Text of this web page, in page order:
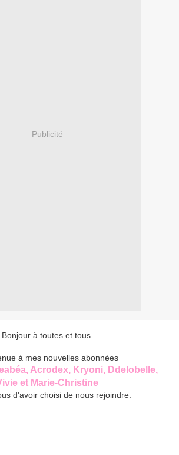
Publicité
Bonjour à toutes et tous.
à mes nouvelles abonnées
Acrodex, Kryoni, Ddelobelle,
et Marie-Christine
d'avoir choisi de nous rejoindre.